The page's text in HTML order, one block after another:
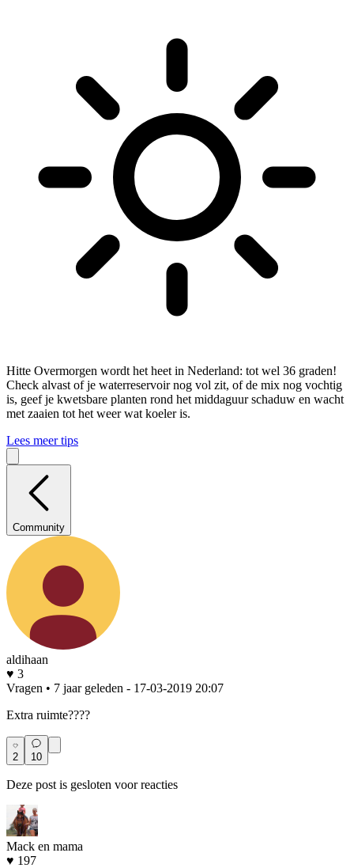
Hitte Overmorgen wordt het heet in Nederland: tot wel 36 graden!
Check alvast of je waterreservoir nog vol zit, of de mix nog vochtig
is, geef je kwetsbare planten rond het middaguur schaduw en wacht
met zaaien tot het weer wat koeler is.
Lees meer tips
Community
aldihaan
♥ 3
Vragen • 7 jaar geleden - 17-03-2019 20:07
Extra ruimte????
2 10
Deze post is gesloten voor reacties
Mack en mama
♥ 197